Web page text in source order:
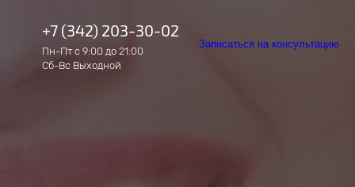
+7 (342) 203-30-02
Пн-Пт с 9:00 до 21:00
Сб-Вс Выходной
Записаться на консультацию